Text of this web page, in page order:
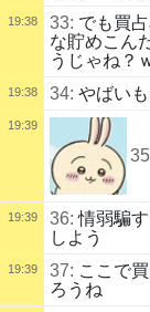
19:38 33: でも買
な貯めこん
うじゃね？
19:38 34: やばい
19:39
19:39 36:情弱騙
しよう
19:39 37: ここで
ろうね